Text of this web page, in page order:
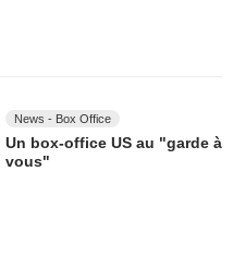
News - Box Office
Un box-office US au "garde à
vous"